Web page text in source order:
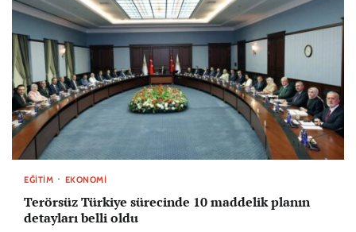
EĞITIM EKONOMI
Terörsüz Türkiye sürecinde 10 maddelik planın
detayları belli oldu